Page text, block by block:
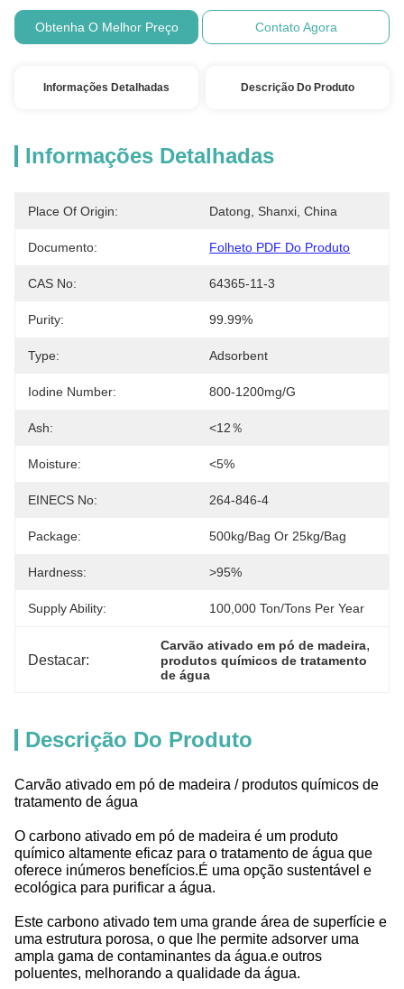
Obtenha O Melhor Preço Contato Agora
Informações Detalhadas Descrição Do Produto
Informações Detalhadas
Place Of Origin: Datong, Shanxi, China
Documento: Folheto PDF Do Produto
CAS No: 64365-11-3
Purity: 99.99%
Type: Adsorbent
Iodine Number: 800-1200mg/g
Ash: <12％
Moisture: <5%
EINECS No: 264-846-4
Package: 500kg/bag Or 25kg/bag
Hardness: >95%
Supply Ability: 100,000 Ton/Tons Per Year
Destacar:
Carvão ativado em pó de madeira,
produtos químicos de tratamento
de água
Descrição Do Produto
Carvão ativado em pó de madeira / produtos químicos de
tratamento de água
O carbono ativado em pó de madeira é um produto
químico altamente eficaz para o tratamento de água que
oferece inúmeros benefícios.É uma opção sustentável e
ecológica para purificar a água.
Este carbono ativado tem uma grande área de superfície e
uma estrutura porosa, o que lhe permite adsorver uma
ampla gama de contaminantes da água.e outros
poluentes, melhorando a qualidade da água.